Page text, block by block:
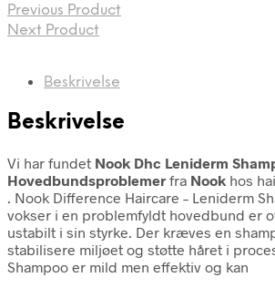
Previous Product
Next Product
Beskrivelse
Beskrivelse
Vi har fundet Nook Dhc Leniderm
Hovedbundsproblemer fra Nook hos
. Nook Difference Haircare – Leniderm
vokser i en problemfyldt hovedbund er
ustabilt i sin styrke. Der kræves en
stabilisere miljøet og støtte håret i
Shampoo er mild men effektiv og kan